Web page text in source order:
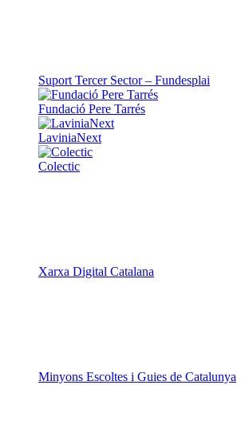
Suport Tercer Sector – Fundesplai
Fundació Pere Tarrés
LaviniaNext
Colectic
Xarxa Digital Catalana
Minyons Escoltes i Guies de Catalunya